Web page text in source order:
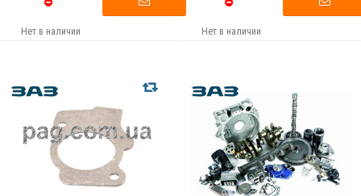
Нет в наличии Нет в наличии